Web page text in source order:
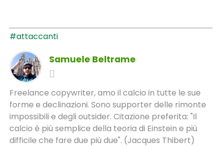
#attaccanti
Samuele Beltrame
Freelance copywriter, amo il calcio in tutte le sue
forme e declinazioni. Sono supporter delle rimonte
impossibili e degli outsider. Citazione preferita: "Il
calcio è più semplice della teoria di Einstein e più
difficile che fare due più due". (Jacques Thibert)